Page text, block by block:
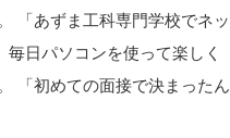
「あずま工科専門学校でネッ
日パソコンを使って楽しく
「初めての面接で決まったん